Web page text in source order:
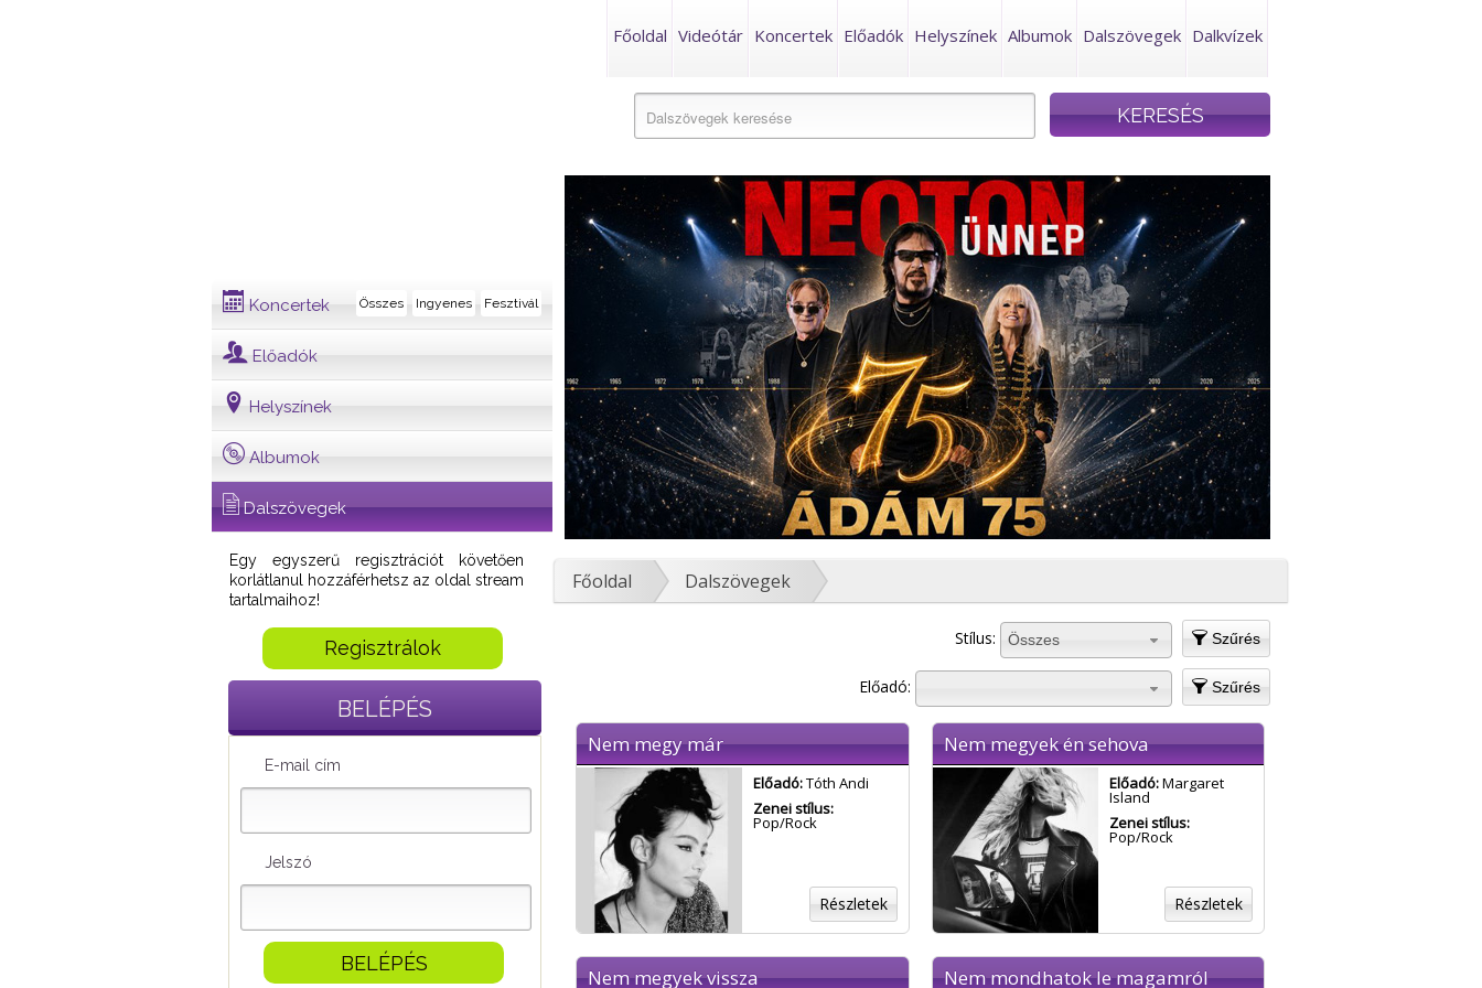
Főoldal Videótár Koncertek Előadók Helyszínek Albumok Dalszövegek Dalkvízek
Koncertek Fesztivál
Ingyenes
Összes
Előadók
Helyszínek
Albumok
Dalszövegek
Egy egyszerű regisztrációt követően
korlátlanul hozzáférhetsz az oldal stream
tartalmaihoz!
Regisztrálok
BELÉPÉS
E-mail cím
Jelszó
Főoldal Dalszövegek
Stílus: Összes Szűrés
Előadó: Szűrés
Nem megy már
Előadó:Tóth Andi
Zenei stílus:
Pop/Rock
Részletek
Nem megyek én sehova
Előadó:Margaret
Island
Zenei stílus:
Pop/Rock
Részletek
Nem megyek vissza Nem mondhatok le magamról